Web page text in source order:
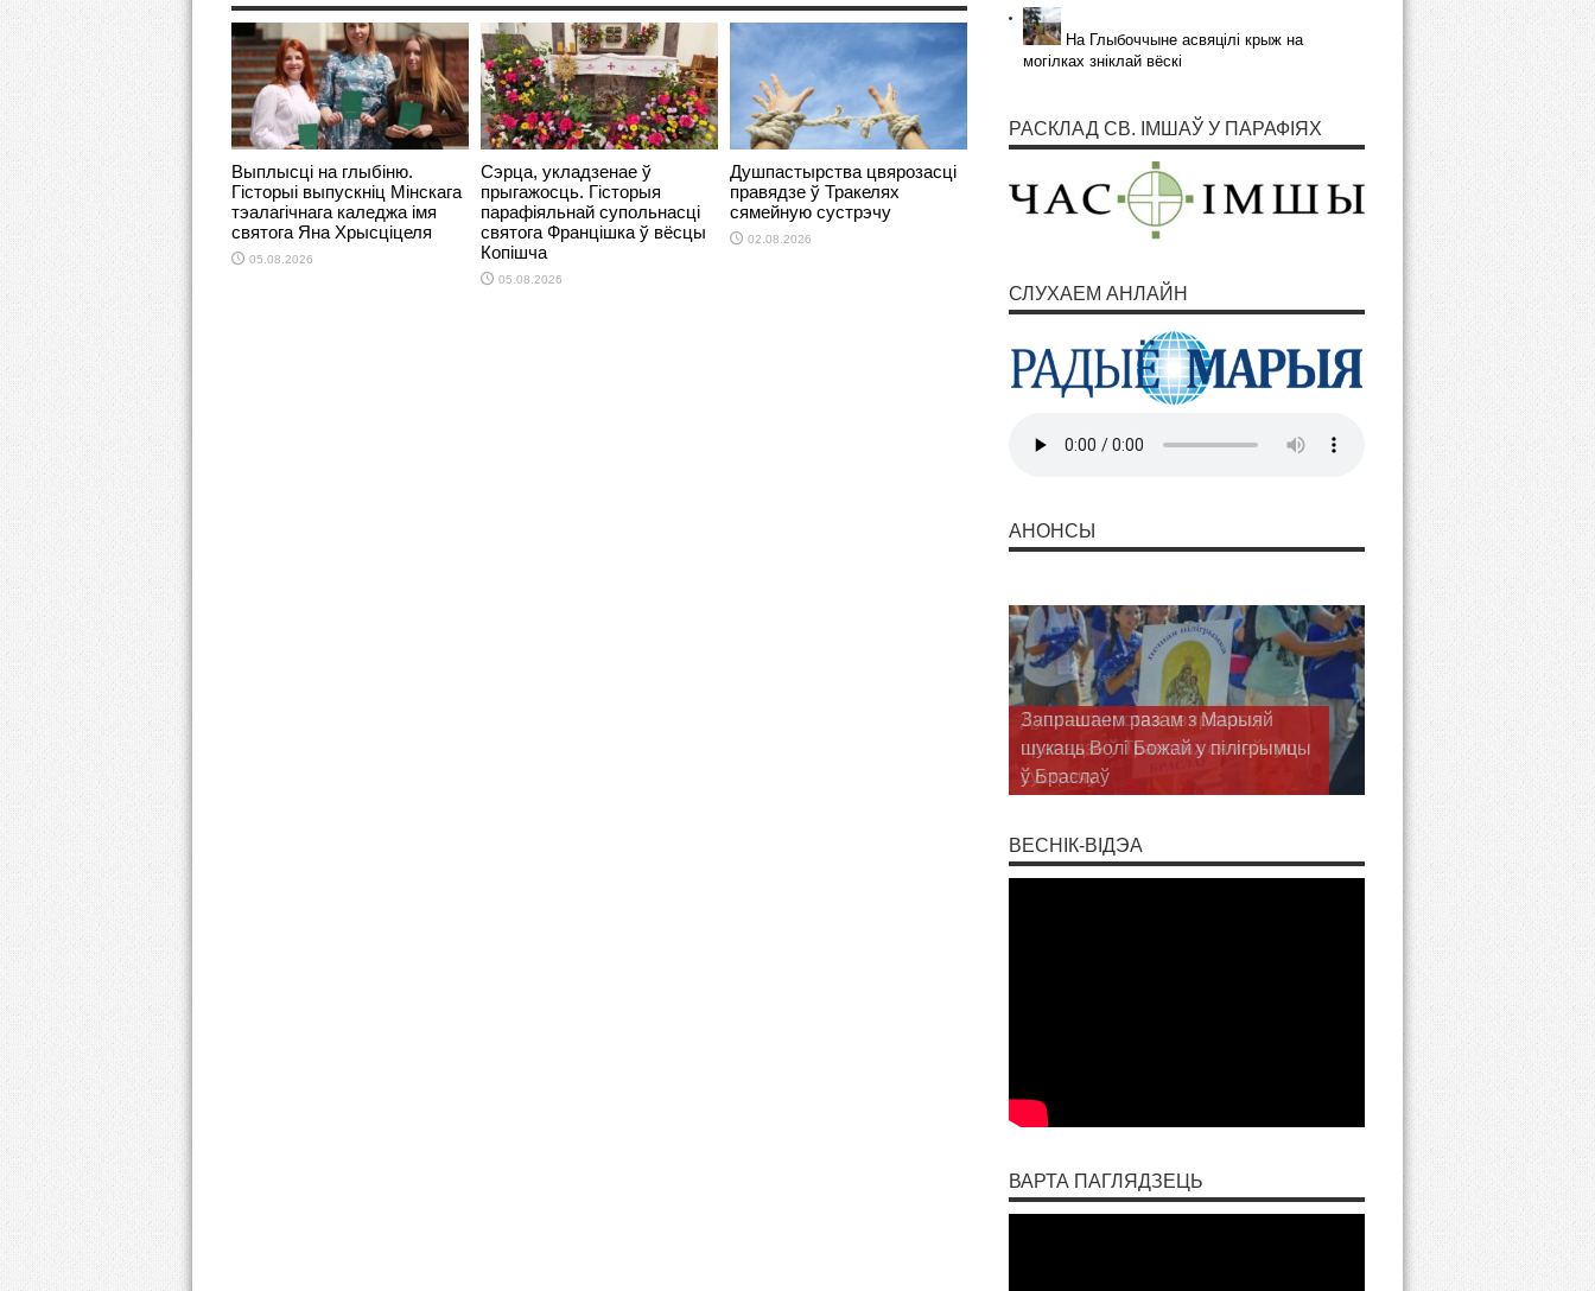
Выплысці на глыбіню.
Гісторыі выпускніц Мінскага
тэалагічнага каледжа імя
святога Яна Хрысціцеля
05.08.2026
Сэрца, укладзенае ў
прыгажосць. Гісторыя
парафіяльнай супольнасці
святога Францішка ў вёсцы
Копішча
05.08.2026
Душпастырства цвярозасці
правядзе ў Тракелях
сямейную сустрэчу
02.08.2026
На Глыбоччыне асвяцілі крыж на
могілках зніклай вёскі
РАСКЛАД СВ. ІМШАЎ У ПАРАФІЯХ
СЛУХАЕМ АНЛАЙН
АНОНСЫ
Душпастырства цвярозасці
правядзе ў Тракелях сямейную
сустрэчу
ВЕСНІК-ВІДЭА
ВАРТА ПАГЛЯДЗЕЦЬ